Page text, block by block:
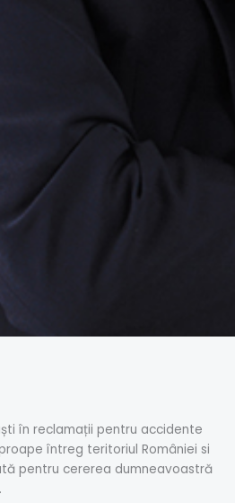
în reclamații pentru accidente
întreg teritoriul României si
pentru cererea dumneavoastră